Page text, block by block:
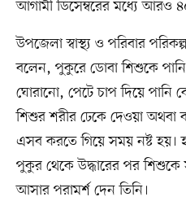
আগামী ডিসেম্বরের মধ্যে আরও
উপজেলা স্বাস্থ্য ও পরিবার
বলেন, পুকুরে ডোবা শিশুকে
ঘোরানো, পেটে চাপ দিয়ে পানি
শিশুর শরীর ঢেকে দেওয়া অথবা
এসব করতে গিয়ে সময় নষ্ট হয়।
পুকুর থেকে উদ্ধারের পর শিশুকে
আসার পরামর্শ দেন তিনি।